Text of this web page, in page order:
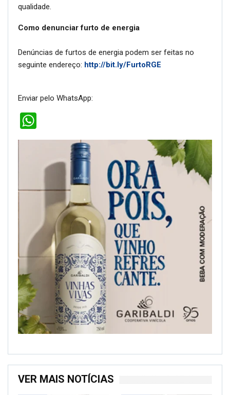
qualidade.
Como denunciar furto de energia
Denúncias de furtos de energia podem ser feitas no
seguinte endereço: http://bit.ly/FurtoRGE
Enviar pelo WhatsApp:
VER MAIS NOTÍCIAS